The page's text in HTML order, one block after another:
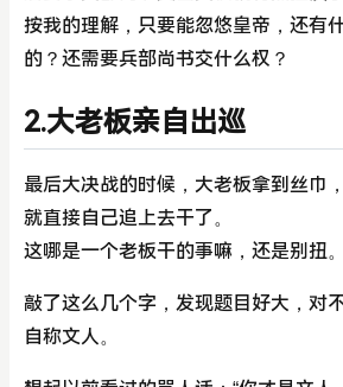
按我的理解，只要能忽悠皇帝，还有
的？还需要兵部尚书交什么权？
2.大老板亲自出巡
最后大决战的时候，大老板拿到丝巾
就直接自己追上去干了。
这哪是一个老板干的事嘛，还是别扭。
敲了这么几个字，发现题目好大，对
自称文人。